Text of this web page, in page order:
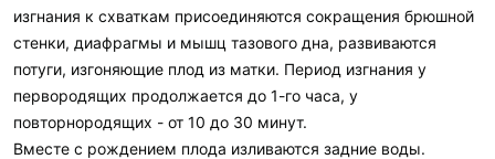
изгнания к схваткам присоединяются сокращения брюшной
стенки, диафрагмы и мышц тазового дна, развиваются
потуги, изгоняющие плод из матки. Период изгнания у
первородящих продолжается до 1-го часа, у
повторнородящих - от 10 до 30 минут.
Вместе с рождением плода изливаются задние воды.